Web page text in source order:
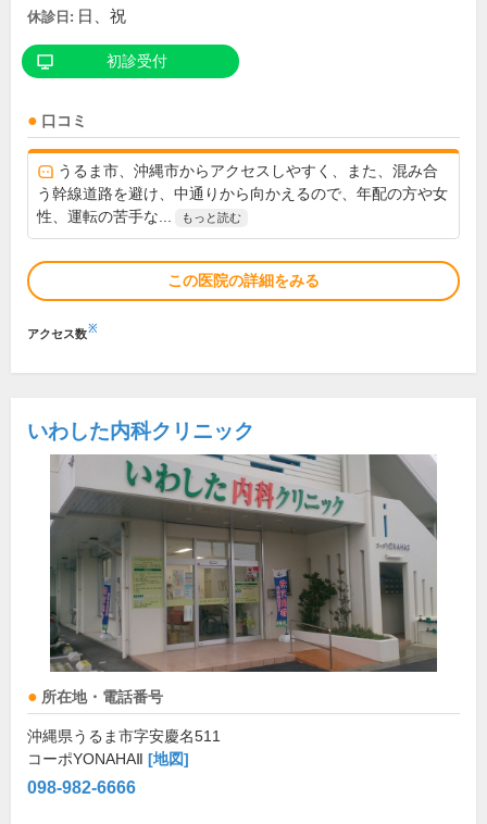
休診日: 日、祝
初診受付
口コミ
うるま市、沖縄市からアクセスしやすく、また、混み合
う幹線道路を避け、中通りから向かえるので、年配の方や女
性、運転の苦手な...
もっと読む
この医院の詳細をみる
アクセス数※
いわした内科クリニック
所在地・電話番号
沖縄県うるま市字安慶名511
コーポYONAHAⅡ [地図]
098-982-6666